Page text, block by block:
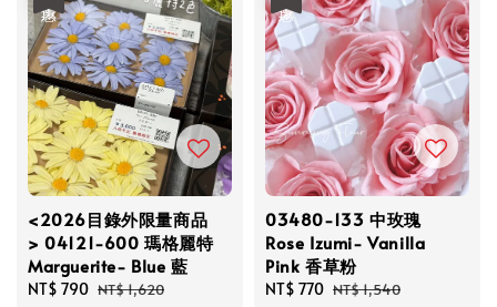
<2026目錄外限量商品
> 04121-600 瑪格麗特
Marguerite- Blue 藍
Sale
NT$ 790 Regular
NT$ 1,620
03480-133 中玫瑰
Rose Izumi- Vanilla
Pink 香草粉
Sale
NT$ 770 Regular
NT$ 1,540